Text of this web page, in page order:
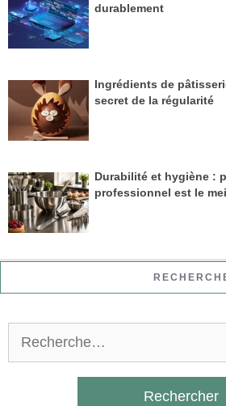
durablement
Ingrédients de
secret de la régularité
Durabilité et hygiène :
professionnel est le